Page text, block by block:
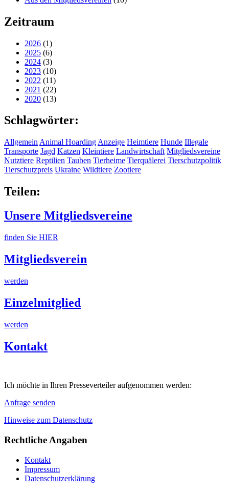
Zeitraum
2026 (1)
2025 (6)
2024 (3)
2023 (10)
2022 (11)
2021 (22)
2020 (13)
Schlagwörter:
Allgemein Animal Hoarding Anzeige Heimtiere Hunde Illegale
Transporte Jagd Katzen Kleintiere Landwirtschaft Mitgliedsvereine
Nutztiere Reptilien Tauben Tierheime Tierquälerei Tierschutzpolitik
Tierschutzpreis Ukraine Wildtiere Zootiere
Teilen:
Unsere Mitgliedsvereine
finden Sie HIER
Mitgliedsverein
werden
Einzelmitglied
werden
Kontakt
Ich möchte in Ihren Presseverteiler aufgenommen werden:
Anfrage senden
Hinweise zum Datenschutz
Rechtliche Angaben
Kontakt
Impressum
Datenschutzerklärung